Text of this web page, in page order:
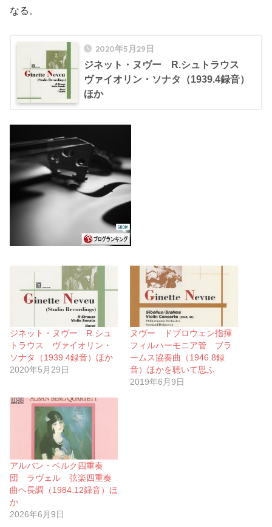
なる。
2020年5月29日
ジネット・ヌヴー R.シュトラウス
ヴァイオリン・ソナタ（1939.4録音）
ほか
ジネット・ヌヴー R.シュ
トラウス ヴァイオリン・
ソナタ（1939.4録音）ほか
2020年5月29日
ヌヴー ドブロウェン指揮
フィルハーモニア管 ブラ
ームス協奏曲（1946.8録
音）ほかを聴いて思ふ
2019年6月9日
アルバン・ベルク四重奏
団 ラヴェル 弦楽四重奏
曲ヘ長調（1984.12録音）ほ
か
2026年6月9日